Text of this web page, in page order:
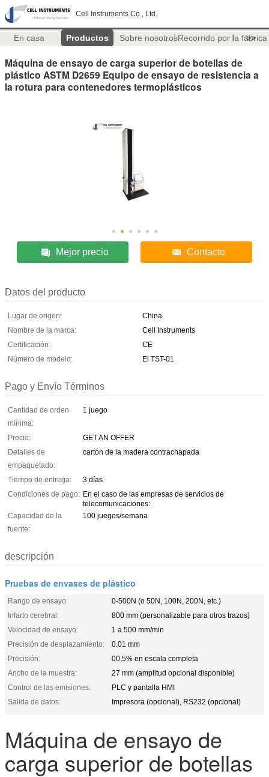
Cell Instruments Co., Ltd.
En casa Productos Sobre nosotrosRecorrido por la fábrica
>>
Máquina de ensayo de carga superior de botellas de
plástico ASTM D2659 Equipo de ensayo de resistencia a
la rotura para contenedores termoplásticos
Mejor precio Contacto
Datos del producto
Lugar de origen:
China.
Nombre de la marca:
Cell Instruments
Certificación:
CE
Número de modelo:
El TST-01
Pago y Envío Términos
Cantidad de orden
mínima:
1 juego
Precio:
GET AN OFFER
Detalles de
empaquetado:
cartón de la madera contrachapada
Tiempo de entrega:
3 días
Condiciones de pago: En el caso de las empresas de servicios de
telecomunicaciones:
Capacidad de la
fuente:
100 juegos/semana
descripción
Pruebas de envases de plástico
Rango de ensayo:
0-500N (o 50N, 100N, 200N, etc.)
Infarto cerebral:
800 mm (personalizable para otros trazos)
Velocidad de ensayo:
1 a 500 mm/min
Precisión de desplazamiento:
0.01 mm
Precisión:
00,5% en escala completa
Ancho de la muestra:
27 mm (amplitud opcional disponible)
Control de las emisiones:
PLC y pantalla HMI
Salida de datos:
Impresora (opcional), RS232 (opcional)
Máquina de ensayo de
carga superior de botellas